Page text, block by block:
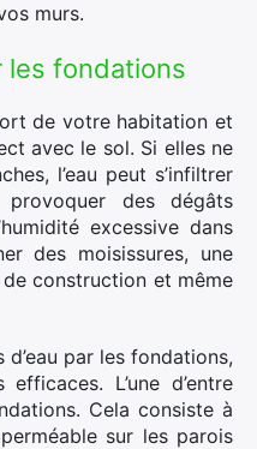
murs.
les fondations
de votre habitation et
avec le sol. Si elles ne
l’eau peut s’infiltrer
des dégâts
excessive dans
des moisissures, une
construction et même
par les fondations,
L’une d’entre
Cela consiste à
sur les parois